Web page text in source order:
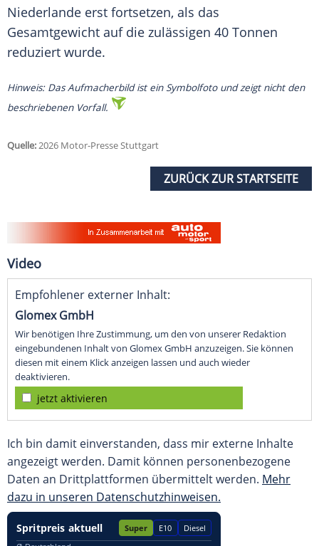
Niederlande erst fortsetzen, als das
Gesamtgewicht auf die zulässigen 40 Tonnen
reduziert wurde.
Hinweis: Das Aufmacherbild ist ein Symbolfoto und zeigt nicht den
beschriebenen Vorfall.
Quelle:2026 Motor-Presse Stuttgart
ZURÜCK ZUR STARTSEITE
Video
Empfohlener externer Inhalt:
Glomex GmbH
Wir benötigen Ihre Zustimmung, um den von unserer Redaktion
eingebundenen Inhalt von Glomex GmbH anzuzeigen. Sie können
diesen mit einem Klick anzeigen lassen und auch wieder
deaktivieren.
jetzt aktivieren
Ich bin damit einverstanden, dass mir externe Inhalte
angezeigt werden. Damit können personenbezogene
Daten an Drittplattformen übermittelt werden. Mehr
dazu in unseren Datenschutzhinweisen.